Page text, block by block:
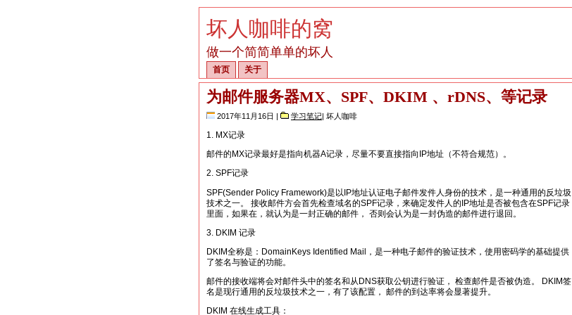
坏人咖啡的窝
做一个简简单单的坏人
首页 关于
为邮件服务器MX、SPF、DKIM 、rDNS、等记录
2017年11月16日 | 学习笔记| 坏人咖啡
1. MX记录
邮件的MX记录最好是指向机器A记录，尽量不要直接指向IP地址（不符合规范）。
2. SPF记录
SPF(Sender Policy Framework)是以IP地址认证电子邮件发件人身份的技术，是一种通用的反垃圾
技术之一。 接收邮件方会首先检查域名的SPF记录，来确定发件人的IP地址是否被包含在SPF记录
里面，如果在，就认为是一封正确的邮件， 否则会认为是一封伪造的邮件进行退回。
3. DKIM 记录
DKIM全称是：DomainKeys Identified Mail，是一种电子邮件的验证技术，使用密码学的基础提供
了签名与验证的功能。
邮件的接收端将会对邮件头中的签名和从DNS获取公钥进行验证， 检查邮件是否被伪造。 DKIM签
名是现行通用的反垃圾技术之一，有了该配置， 邮件的到达率将会显著提升。
DKIM 在线生成工具：